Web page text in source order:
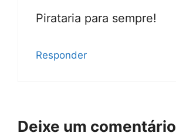
Pirataria para sempre!
Responder
Deixe um comentário